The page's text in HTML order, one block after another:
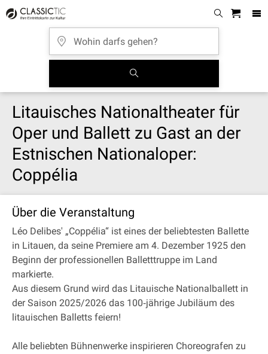
Litauisches Nationaltheater für
Oper und Ballett zu Gast an der
Estnischen Nationaloper:
Coppélia
Über die Veranstaltung
Léo Delibes' „Coppélia“ ist eines der beliebtesten Ballette
in Litauen, da seine Premiere am 4. Dezember 1925 den
Beginn der professionellen Balletttruppe im Land
markierte.
Aus diesem Grund wird das Litauische Nationalballett in
der Saison 2025/2026 das 100‐jährige Jubiläum des
litauischen Balletts feiern!
Alle beliebten Bühnenwerke inspirieren Choreografen zu